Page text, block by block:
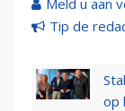
Tip de
op